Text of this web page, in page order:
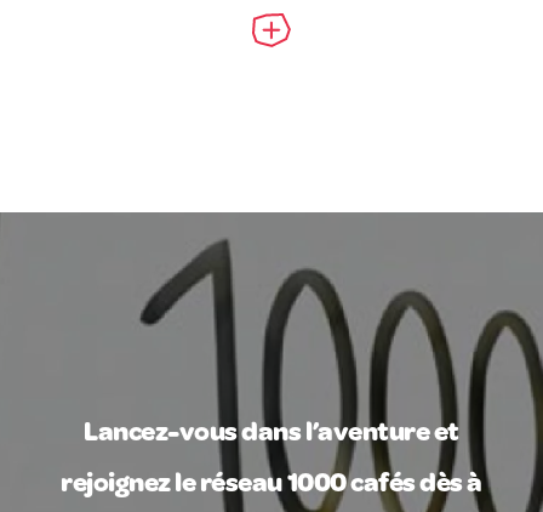
Lancez-vous dans l’aventure et
rejoignez le réseau 1000 cafés dès à